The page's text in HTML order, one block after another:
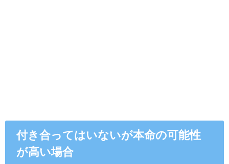
付き合ってはいないが本命の可能性
が高い場合